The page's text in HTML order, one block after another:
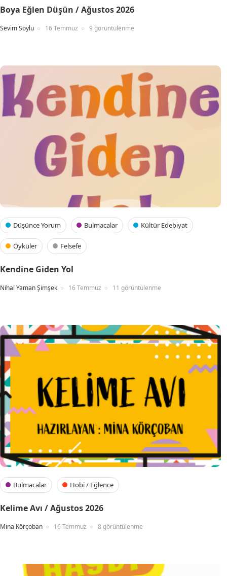
Boya Eğlen Düşün / Ağustos 2026
Sevim Soylu 16 Temmuz 9 görüntülenme
Düşünce Yorum Bulmacalar Kültür Edebiyat
Öyküler Felsefe
Kendine Giden Yol
Nihal Yaman Şimşek 16 Temmuz 11 görüntülenme
Bulmacalar Hobi / Eğlence
Kelime Avı / Ağustos 2026
Mina Körçoban 16 Temmuz 8 görüntülenme